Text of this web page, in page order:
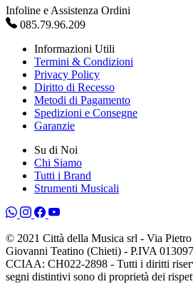
Infoline e Assistenza Ordini
085.79.96.209
Informazioni Utili
Termini & Condizioni
Privacy Policy
Diritto di Recesso
Metodi di Pagamento
Spedizioni e Consegne
Garanzie
Su di Noi
Chi Siamo
Tutti i Brand
Strumenti Musicali
© 2021 Città della Musica srl - Via
Giovanni Teatino (Chieti) - P.IVA
CCIAA: CH022-2898 - Tutti i diritti
segni distintivi sono di proprietà dei